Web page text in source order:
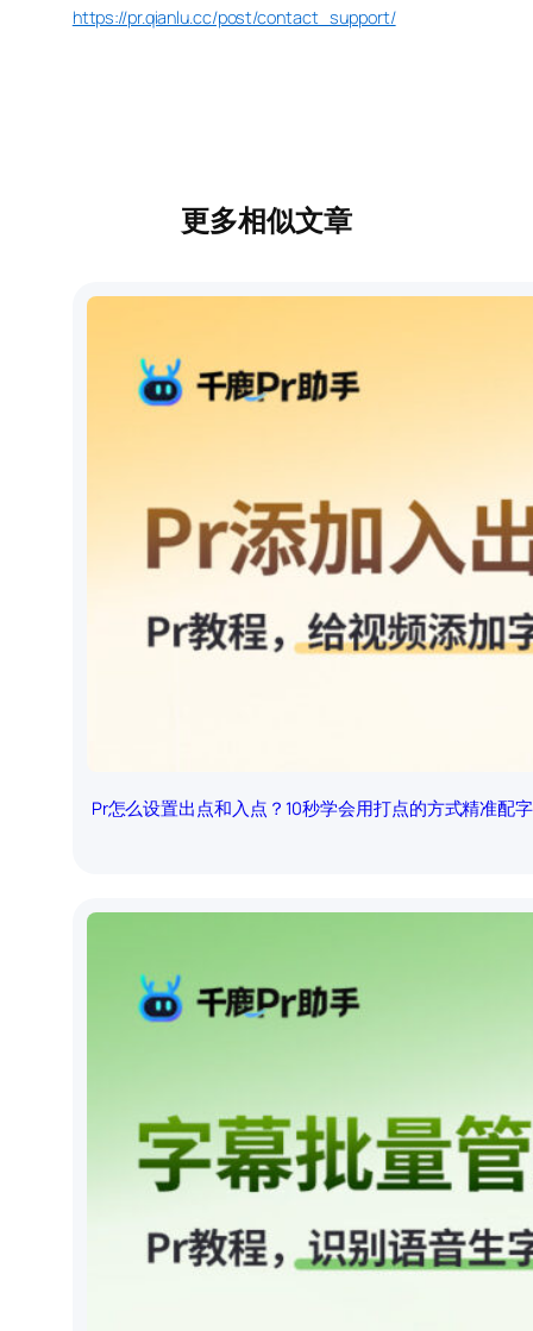
https://pr.qianlu.cc/post/contact_support/
更多相似文章
Pr怎么设置出点和入点？10秒学会用打点的方式精准配